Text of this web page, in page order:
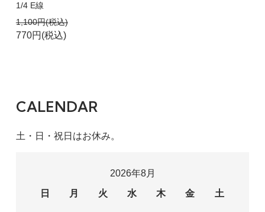
1/4 E線
1,100円(税込)
770円(税込)
CALENDAR
土・日・祝日はお休み。
2026年8月
日
月 火 水 木 金 土